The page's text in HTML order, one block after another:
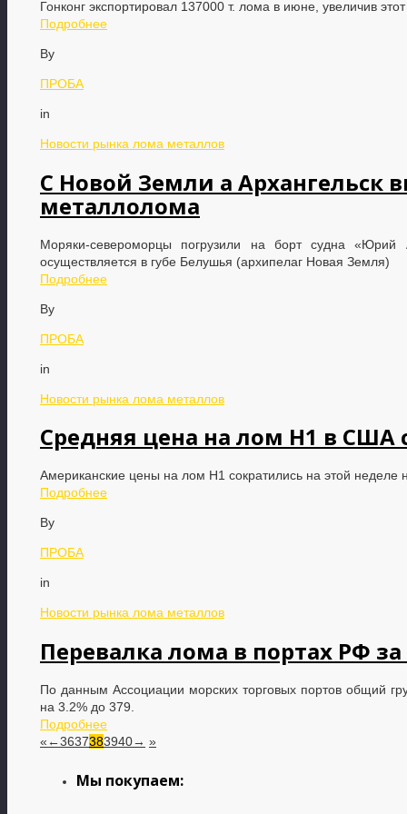
Гонконг экспортировал 137000 т. лома в июне, увеличив
Подробнее
By
ПРОБА
in
Новости рынка лома металлов
С Новой Земли а Архангельск
металлолома
Моряки-североморцы погрузили на борт судна «Юрий
осуществляется в губе Белушья (архипелаг Новая Земля)
Подробнее
By
ПРОБА
in
Новости рынка лома металлов
Средняя цена на лом Н1 в США
Американские цены на лом Н1 сократились на этой неделе
Подробнее
By
ПРОБА
in
Новости рынка лома металлов
Перевалка лома в портах РФ
По данным Ассоциации морских торговых портов общий
на 3.2% до 379.
Подробнее
« ←3637383940→ »
Мы покупаем: